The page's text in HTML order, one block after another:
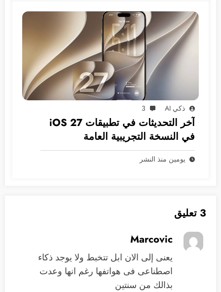
ذكي AI 3
آخر التحديثات في تطبيقات iOS 27
في النسخة التجريبية العامة
يومين منذ النشر
3 تعليق
Marcovic
يعنى إلى الان ابل تتخبط ولا يوجد ذكاء
اصطناعى فى هواتفها رغم انها وعدت
بذالك من سنتين